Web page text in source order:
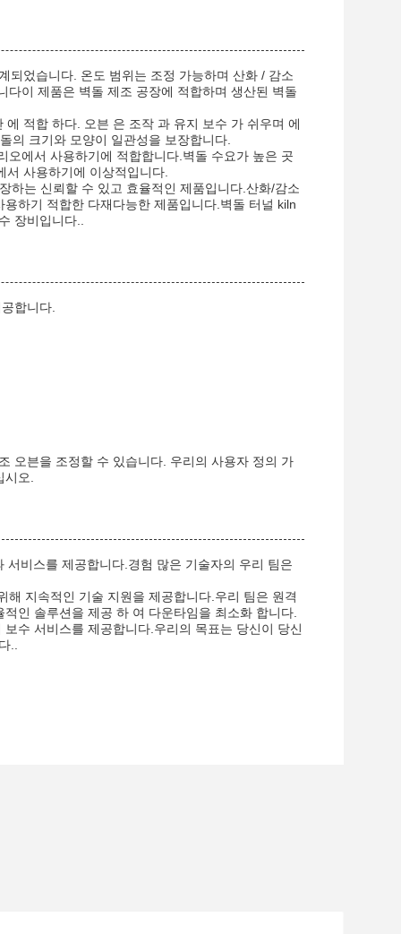
되었습니다. 온도 범위는 조정 가능하며 산화 / 감소
이 제품은 벽돌 제조 공장에 적합하며 생산된 벽돌
적합 하다. 오븐 은 조작 과 유지 보수 가 쉬우며 에
의 크기와 모양이 일관성을 보장합니다.
에서 사용하기에 적합합니다.벽돌 수요가 높은 곳
사용하기에 이상적입니다.
하는 신뢰할 수 있고 효율적인 제품입니다.산화/감소
하기 적합한 다재다능한 제품입니다.벽돌 터널 kiln
장비입니다..
합니다.
오븐을 조정할 수 있습니다. 우리의 사용자 정의 가
오.
비스를 제공합니다.경험 많은 기술자의 우리 팀은
지속적인 기술 지원을 제공합니다.우리 팀은 원격
인 솔루션을 제공 하 여 다운타임을 최소화 합니다.
수 서비스를 제공합니다.우리의 목표는 당신이 당신
..